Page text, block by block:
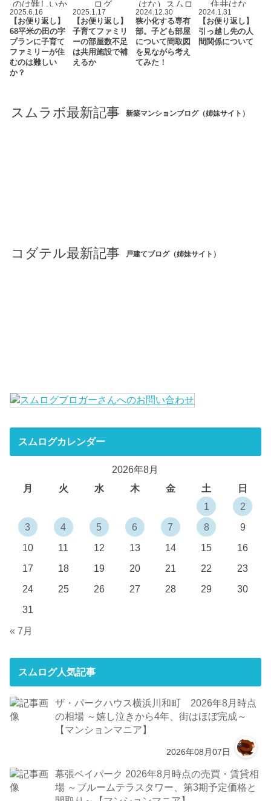
2025.6.16
【お便り返し】
68平米の田の字
プランに子育て
ファミリーが住
むのは難しい
か？
2025.1.17
【お便り返し】
子育てファミリ
ーの部屋数不足
は共用施設で補
えるか
2024.12.30
狭小化する専有
部。子ども部屋
について間取図
を見ながら考え
てみた！
2024.1.31
【お便り返し】
引っ越し先の人
間関係について
スムラボ最新記事 新築マンションブログ（姉妹サイト）
コダテル最新記事 戸建てブログ（姉妹サイト）
スムログカレンダー
2026年8月
月
火 水 木 金 土
日
1
2
3
4 5 6 7 8
9
10
11 12 13 14 15
16
17
18 19 20 21 22
23
24
25 26 27 28 29
30
31
« 7月
スムログ人気記事
ザ・パークハウス横浜川和町 2026年8月時点
の相場 ～嬉し泣きから4年、街はほぼ完成～
【マンションマニア】
2026年08月07日
幕張ベイパーク 2026年8月時点の売買・賃貸相
場 ～ブルームテラスタワー、第3期予定価格と